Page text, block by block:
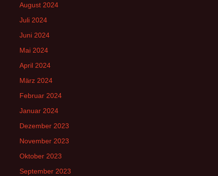
August 2024
Juli 2024
Juni 2024
Mai 2024
April 2024
März 2024
Februar 2024
Januar 2024
Dezember 2023
November 2023
Oktober 2023
September 2023